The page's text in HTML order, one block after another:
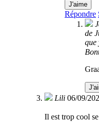
J'aime
Répondre
de
que
Lili 06/09/
Il est trop cool